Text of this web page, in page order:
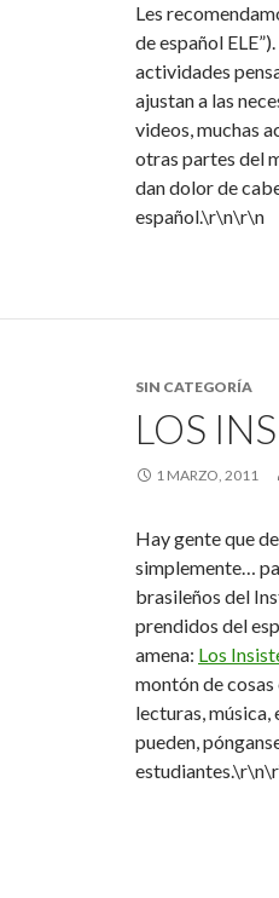
Les
de español
actividades
ajustan a las
videos, muchas
otras partes del
dan dolor de
español.\r\n\r\n
SIN CATEGORÍA
LOS
1 MARZO, 2011
Hay gente que
simplemente…
brasileños del
prendidos del
amena: Los
montón de cosas
lecturas, música,
pueden,